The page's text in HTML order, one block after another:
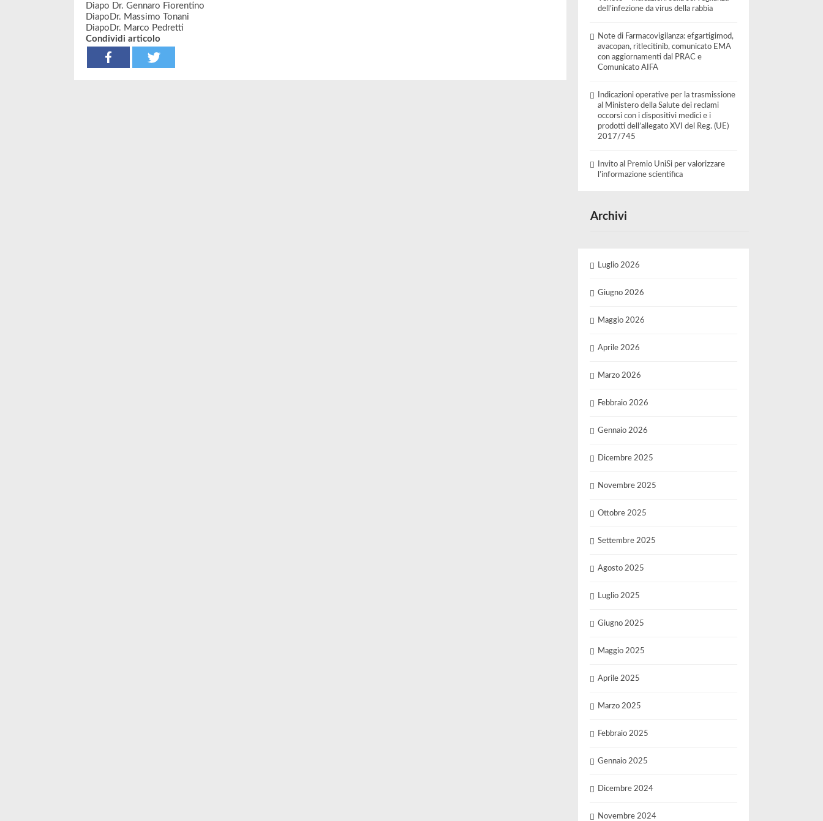
Diapo Dr. Gennaro Fiorentino
Diapo Dr. Massimo Tonani
Diapo Dr. Marco Pedretti
Condividi articolo
dell’infezione da virus della rabbia
Note di Farmacovigilanza: efgartigimod,
avacopan, ritlecitinib, comunicato EMA
con aggiornamenti dal PRAC e
Comunicato AIFA
Indicazioni operative per la trasmissione
al Ministero della Salute dei reclami
occorsi con i dispositivi medici e i
prodotti dell’allegato XVI del Reg. (UE)
2017/745
Invito al Premio UniSi per valorizzare
l’informazione scientifica
Archivi
Luglio 2026
Giugno 2026
Maggio 2026
Aprile 2026
Marzo 2026
Febbraio 2026
Gennaio 2026
Dicembre 2025
Novembre 2025
Ottobre 2025
Settembre 2025
Agosto 2025
Luglio 2025
Giugno 2025
Maggio 2025
Aprile 2025
Marzo 2025
Febbraio 2025
Gennaio 2025
Dicembre 2024
Novembre 2024